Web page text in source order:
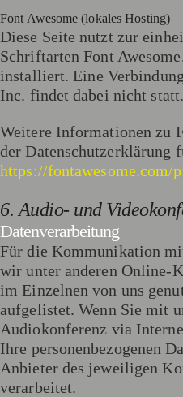
Font Awesome (lokales Hosting)
Diese Seite nutzt zur
Schriftarten Font
installiert. Eine
Inc. findet dabei nicht statt.
Weitere Informationen zu
der Datenschutzerklärung
https://fontawesome.com/
6. Audio- und
Datenverarbeitung
Für die Kommunikation
wir unter anderen Online-
im Einzelnen von uns
aufgelistet. Wenn Sie mit
Audiokonferenz via
Ihre personenbezogenen
Anbieter des jeweiligen
verarbeitet.